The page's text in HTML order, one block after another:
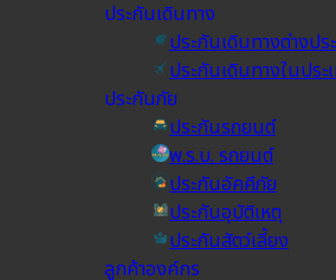
ประกันเดินทาง
ประกันเดินทางต่างปร
ประกันเดินทางในประ
ประกันภัย
ประกันรถยนต์
พ.ร.บ. รถยนต์
ประกันอัคคีภัย
ประกันอุบัติเหตุ
ประกันสัตว์เลี้ยง
ลูกค้าองค์กร